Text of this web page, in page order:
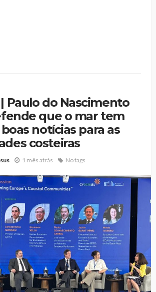
| Paulo do Nascimento
que o mar tem
notícias para as
costeiras
1 mês atrás No tags